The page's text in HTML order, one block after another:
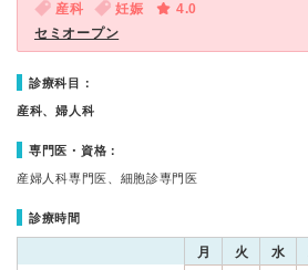
産科 妊娠
4.0
セミオープン
診療科目：
産科、婦人科
専門医・資格：
産婦人科専門医、細胞診専門医
診療時間
月 火 水